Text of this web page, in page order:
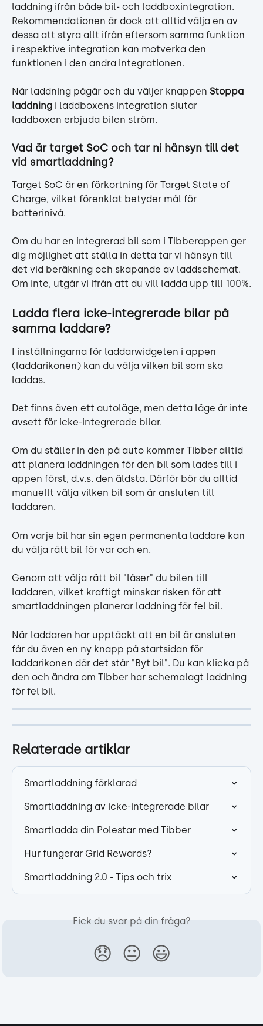
laddning ifrån både bil- och laddboxintegration.
Rekommendationen är dock att alltid välja en av
dessa att styra allt ifrån eftersom samma funktion
i respektive integration kan motverka den
funktionen i den andra integrationen.
När laddning pågår och du väljer knappen Stoppa
laddning i laddboxens integration slutar
laddboxen erbjuda bilen ström.
Vad är target SoC och tar ni hänsyn till det
vid smartladdning?
Target SoC är en förkortning för Target State of
Charge, vilket förenklat betyder mål för
batterinivå.
Om du har en integrerad bil som i Tibberappen ger
dig möjlighet att ställa in detta tar vi hänsyn till
det vid beräkning och skapande av laddschemat.
Om inte, utgår vi ifrån att du vill ladda upp till 100%.
Ladda flera icke-integrerade bilar på
samma laddare?
I inställningarna för laddarwidgeten i appen
(laddarikonen) kan du välja vilken bil som ska
laddas.
Det finns även ett autoläge, men detta läge är inte
avsett för icke-integrerade bilar.
Om du ställer in den på auto kommer Tibber alltid
att planera laddningen för den bil som lades till i
appen först, d.v.s. den äldsta. Därför bör du alltid
manuellt välja vilken bil som är ansluten till
laddaren.
Om varje bil har sin egen permanenta laddare kan
du välja rätt bil för var och en.
Genom att välja rätt bil "låser" du bilen till
laddaren, vilket kraftigt minskar risken för att
smartladdningen planerar laddning för fel bil.
När laddaren har upptäckt att en bil är ansluten
får du även en ny knapp på startsidan för
laddarikonen där det står "Byt bil". Du kan klicka på
den och ändra om Tibber har schemalagt laddning
för fel bil.
Relaterade artiklar
Smartladdning förklarad
Smartladdning av icke-integrerade bilar
Smartladda din Polestar med Tibber
Hur fungerar Grid Rewards?
Smartladdning 2.0 - Tips och trix
Fick du svar på din fråga?
😞 😐 😃